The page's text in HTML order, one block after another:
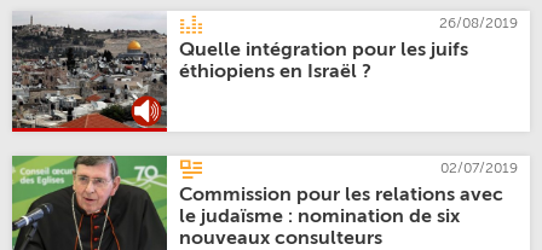
26/08/2019
Quelle intégration pour les juifs
éthiopiens en Israël ?
02/07/2019
Commission pour les relations avec
le judaïsme : nomination de six
nouveaux consulteurs